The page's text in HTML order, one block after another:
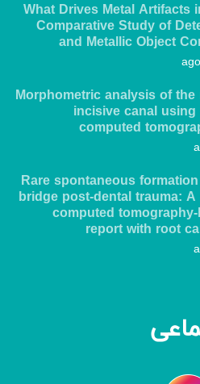
What Drives Metal Artifacts
Comparative Study of
and Metallic Object
Morphometric analysis of the
incisive canal using
computed
Rare spontaneous
bridge post-dental trauma:
computed
report with root